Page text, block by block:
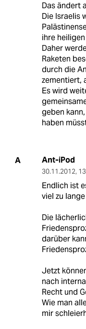
Das ändert
Die Israelis
ihre
Daher
Raketen
durch die
zementiert,
Es wird
geben
haben
A Ant-iPod
30.11.2012,
Endlich ist
viel zu
Die
darüber
Jetzt
nach
Recht und
Wie man
mir